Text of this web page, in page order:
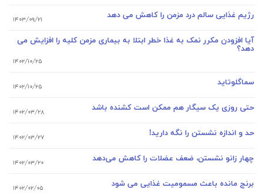
رژیم غذایی سالم درد مزمن را کاهش می دهد ۱۴۰۳/۰۹/۲۱
آیا افزودن مکرر نمک به غذا خطر ابتلا به بیماری مزمن کلیه را افزایش می
دهد؟
۱۴۰۲/۱۰/۲۵
سماگلوتاید ۱۴۰۲/۱۰/۲۵
حتی روزی یک سیگار هم ممکن است کشنده باشد ۱۴۰۲/۰۳/۲۸
حد و اندازه نشستن را نگه دارید! ۱۴۰۲/۰۳/۲۷
چهار زانو نشستن، ضعف عضلات را کاهش می‌دهد ۱۴۰۲/۰۳/۲۰
برنج مانده باعث مسمومیت غذایی می شود ۱۴۰۲/۰۲/۰۵